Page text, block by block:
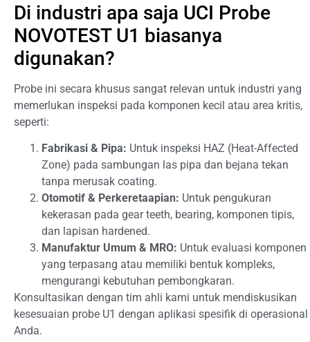
Di industri apa saja UCI Probe
NOVOTEST U1 biasanya
digunakan?
Probe ini secara khusus sangat relevan untuk industri yang
memerlukan inspeksi pada komponen kecil atau area kritis,
seperti:
Fabrikasi & Pipa: Untuk inspeksi HAZ (Heat-Affected
Zone) pada sambungan las pipa dan bejana tekan
tanpa merusak coating.
Otomotif & Perkeretaapian: Untuk pengukuran
kekerasan pada gear teeth, bearing, komponen tipis,
dan lapisan hardened.
Manufaktur Umum & MRO: Untuk evaluasi komponen
yang terpasang atau memiliki bentuk kompleks,
mengurangi kebutuhan pembongkaran.
Konsultasikan dengan tim ahli kami untuk mendiskusikan
kesesuaian probe U1 dengan aplikasi spesifik di operasional
Anda.